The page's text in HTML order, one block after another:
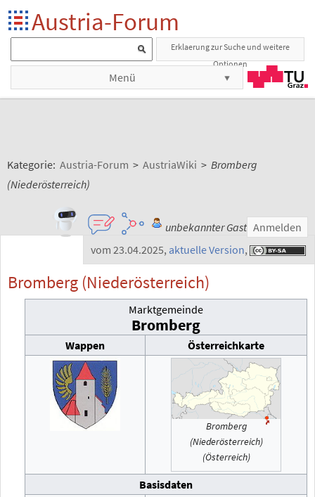
Austria-Forum
Erklaerung zur Suche und weitere
Optionen
Menü
Kategorie: Austria-Forum > AustriaWiki > Bromberg
(Niederösterreich)
unbekannter Gast Anmelden
vom 23.04.2025, aktuelle Version,
Bromberg (Niederösterreich)
Marktgemeinde
Bromberg
Wappen Österreichkarte
Bromberg
(Niederösterreich)
(Österreich)
Basisdaten